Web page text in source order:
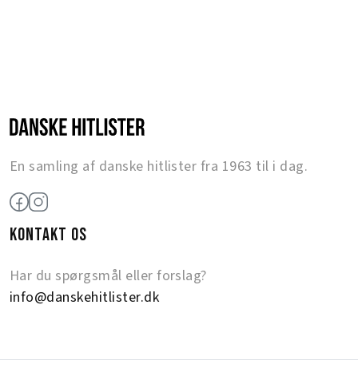
En samling af danske hitlister fra 1963 til i dag.
KONTAKT OS
Har du spørgsmål eller forslag?
info@danskehitlister.dk